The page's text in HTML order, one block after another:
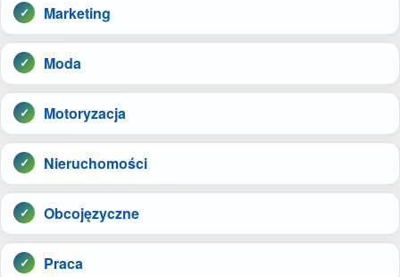
Marketing
Moda
Motoryzacja
Nieruchomości
Obcojęzyczne
Praca